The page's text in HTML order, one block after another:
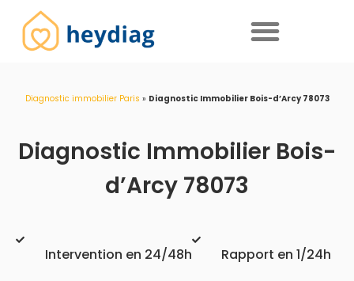
Diagnostic immobilier Paris » Diagnostic Immobilier Bois-d’Arcy 78073
Diagnostic Immobilier Bois-
d’Arcy 78073
Intervention en 24/48h Rapport en 1/24h